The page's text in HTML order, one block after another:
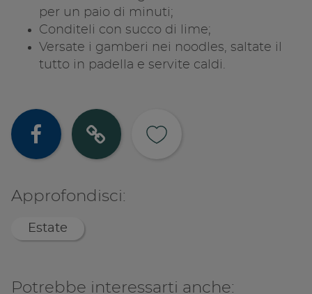
per un paio di minuti;
Conditeli con succo di lime;
Versate i gamberi nei noodles, saltate il
tutto in padella e servite caldi.
Condividi
Copia
Approfondisci:
Estate
Potrebbe interessarti anche: